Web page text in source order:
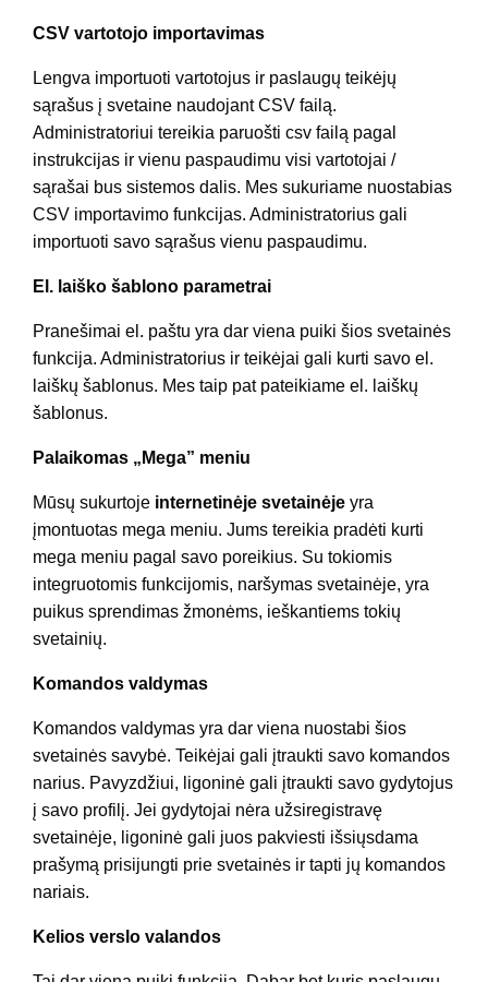
CSV vartotojo importavimas
Lengva importuoti vartotojus ir paslaugų teikėjų
sąrašus į svetaine naudojant CSV failą.
Administratoriui tereikia paruošti csv failą pagal
instrukcijas ir vienu paspaudimu visi vartotojai /
sąrašai bus sistemos dalis. Mes sukuriame nuostabias
CSV importavimo funkcijas. Administratorius gali
importuoti savo sąrašus vienu paspaudimu.
El. laiško šablono parametrai
Pranešimai el. paštu yra dar viena puiki šios svetainės
funkcija. Administratorius ir teikėjai gali kurti savo el.
laiškų šablonus. Mes taip pat pateikiame el. laiškų
šablonus.
Palaikomas „Mega” meniu
Mūsų sukurtoje internetinėje svetainėje yra
įmontuotas mega meniu. Jums tereikia pradėti kurti
mega meniu pagal savo poreikius. Su tokiomis
integruotomis funkcijomis, naršymas svetainėje, yra
puikus sprendimas žmonėms, ieškantiems tokių
svetainių.
Komandos valdymas
Komandos valdymas yra dar viena nuostabi šios
svetainės savybė. Teikėjai gali įtraukti savo komandos
narius. Pavyzdžiui, ligoninė gali įtraukti savo gydytojus
į savo profilį. Jei gydytojai nėra užsiregistravę
svetainėje, ligoninė gali juos pakviesti išsiųsdama
prašymą prisijungti prie svetainės ir tapti jų komandos
nariais.
Kelios verslo valandos